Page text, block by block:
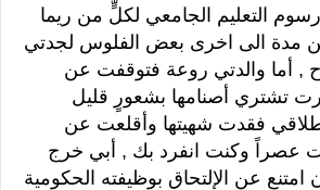
التعليم الجامعي لكلٍّ من ريما
مدة الى اخرى بعض الفلوس لجدتي
, أما والدتي روعة فتوقفت عن
تشتري أصنامها بشعورٍ قليل
طلاقي فقدت شهيتها وأقلعت عن
عصراً وكنت انفرد بك , أبي خرج
عن الإلتحاق بوظيفته الحكومية